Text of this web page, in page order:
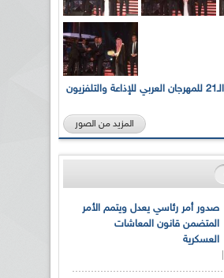
بالصور... الدورة الـ21 للمهرجان العربي للإذاعة والتلفزيون
المزيد من الصور
صدور أمر رئاسي يعدل ويتمم الأمر
المتضمن قانون المعاشات
العسكرية